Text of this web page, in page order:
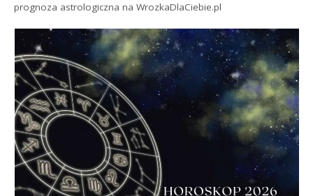
prognoza astrologiczna na WrozkaDlaCiebie.pl